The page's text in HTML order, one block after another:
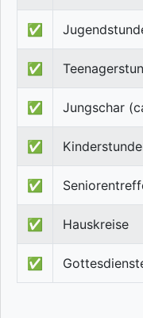
✅
✅
✅ Jungschar
✅
✅
✅ Hauskreise
✅